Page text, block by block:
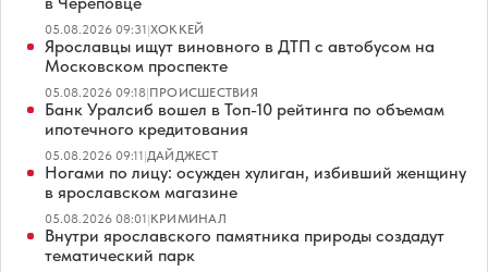
05.08.2026 09:31|ХОККЕЙ
Ярославцы ищут виновного в ДТП с автобусом на
Московском проспекте
05.08.2026 09:18|ПРОИСШЕСТВИЯ
Банк Уралсиб вошел в Топ-10 рейтинга по объемам
ипотечного кредитования
05.08.2026 09:11|ДАЙДЖЕСТ
Ногами по лицу: осужден хулиган, избивший женщину
в ярославском магазине
05.08.2026 08:01|КРИМИНАЛ
Внутри ярославского памятника природы создадут
тематический парк